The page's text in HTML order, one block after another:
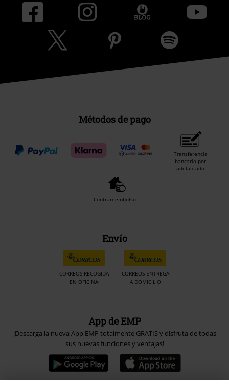
Métodos de pago
Transferencia
bancaria por
adelantado
Contrareembolso
Envío
CORREOS RECOGIDA
EN OFICINA
CORREOS ENTREGA
A DOMICILIO
App de EMP
¡Descarga la nueva App EMP totalmente GRATIS y disfruta de todas
sus nuevas funciones y ventajas!